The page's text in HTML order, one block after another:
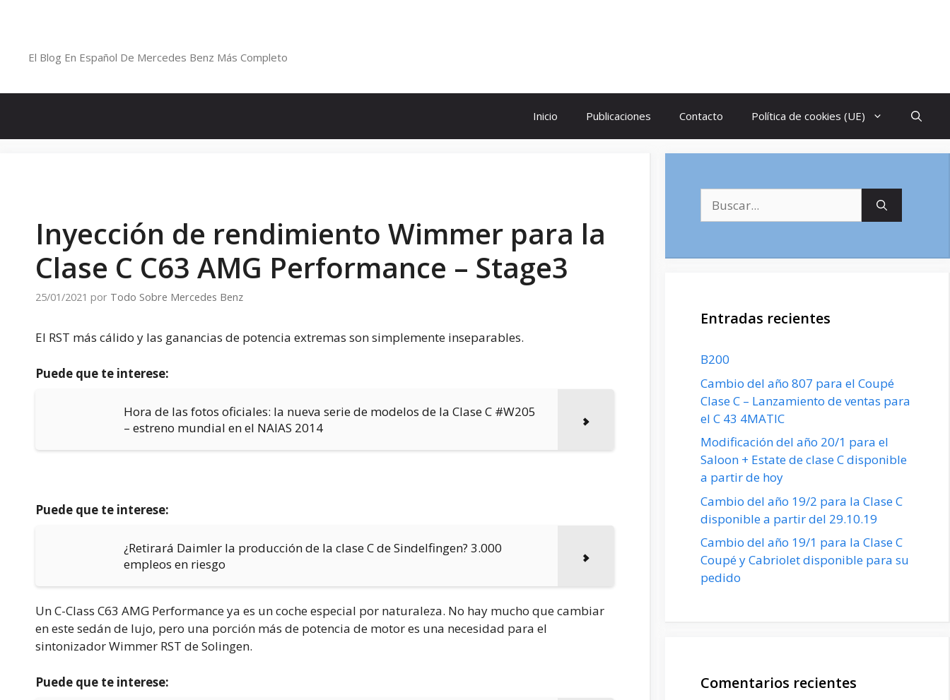
El Blog En Español De Mercedes Benz Más Completo
Inicio Publicaciones Contacto Política de cookies (UE)
Inyección de rendimiento Wimmer para la
Clase C C63 AMG Performance – Stage3
25/01/2021 por Todo Sobre Mercedes Benz
El RST más cálido y las ganancias de potencia extremas son simplemente inseparables.
Puede que te interese:
Hora de las fotos oficiales: la nueva serie de modelos de la Clase C #W205
– estreno mundial en el NAIAS 2014
Puede que te interese:
¿Retirará Daimler la producción de la clase C de Sindelfingen? 3.000
empleos en riesgo
Un C-Class C63 AMG Performance ya es un coche especial por naturaleza. No hay mucho que cambiar
en este sedán de lujo, pero una porción más de potencia de motor es una necesidad para el
sintonizador Wimmer RST de Solingen.
Puede que te interese:
Entradas recientes
B200
Cambio del año 807 para el Coupé
Clase C – Lanzamiento de ventas para
el C 43 4MATIC
Modificación del año 20/1 para el
Saloon + Estate de clase C disponible
a partir de hoy
Cambio del año 19/2 para la Clase C
disponible a partir del 29.10.19
Cambio del año 19/1 para la Clase C
Coupé y Cabriolet disponible para su
pedido
Comentarios recientes